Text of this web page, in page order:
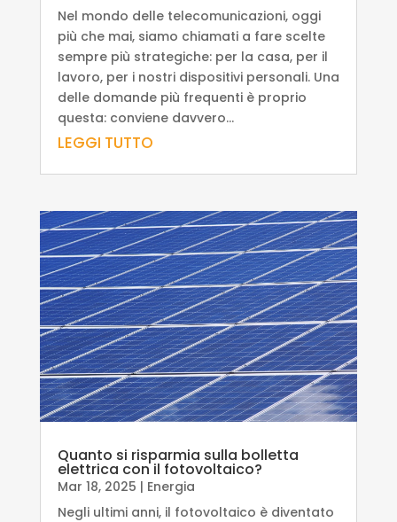
Nel mondo delle telecomunicazioni, oggi
più che mai, siamo chiamati a fare scelte
sempre più strategiche: per la casa, per il
lavoro, per i nostri dispositivi personali. Una
delle domande più frequenti è proprio
questa: conviene davvero...
LEGGI TUTTO
Quanto si risparmia sulla bolletta
elettrica con il fotovoltaico?
Mar 18, 2025 | Energia
Negli ultimi anni, il fotovoltaico è diventato